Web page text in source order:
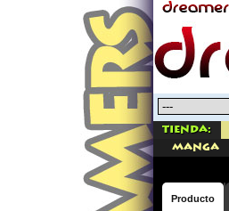
Tienda:
manga
Producto